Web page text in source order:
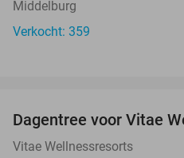
Middelburg
Verkocht: 359
Dagentree voor Vitae
Vitae Wellnessresorts